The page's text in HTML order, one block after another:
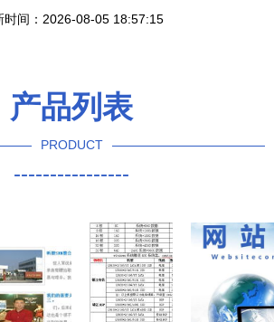
时间：2026-08-05 18:57:15
产品列表
PRODUCT
----------------